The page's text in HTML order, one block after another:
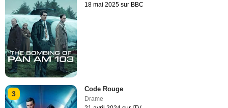
18 mai 2025 sur BBC
3
Code Rouge
Drame